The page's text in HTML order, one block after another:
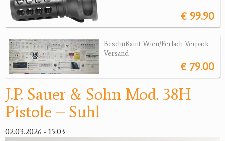
Sonstige Waffen
Munition
Optik
Bogensport
Zubehör
Jagdangebote
Jagdreviere
€ 99.90
Beschußamt Wien/Ferlach Verpack
Versand
€ 79.00
J.P. Sauer & Sohn Mod. 38H
Pistole – Suhl
02.03.2026 - 15:03